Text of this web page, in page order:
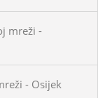
mreži -
- Osijek